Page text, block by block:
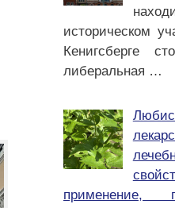
историческом
Кенигсберге
либеральная …
применение,